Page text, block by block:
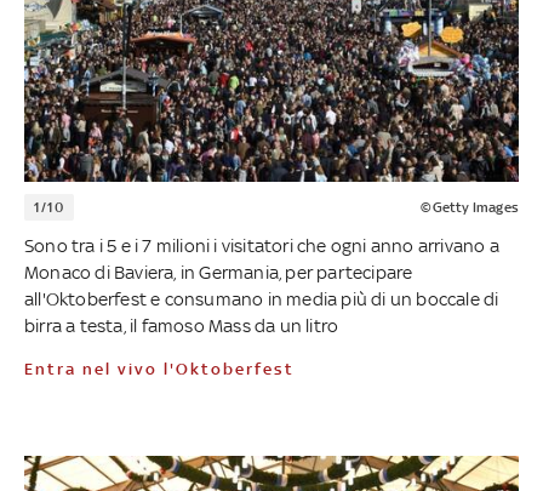
1/10 ©Getty Images
Sono tra i 5 e i 7 milioni i visitatori che ogni anno arrivano a
Monaco di Baviera, in Germania, per partecipare
all'Oktoberfest e consumano in media più di un boccale di
birra a testa, il famoso Mass da un litro
Entra nel vivo l'Oktoberfest